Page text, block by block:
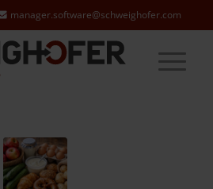
manager.software@schweighofer.com